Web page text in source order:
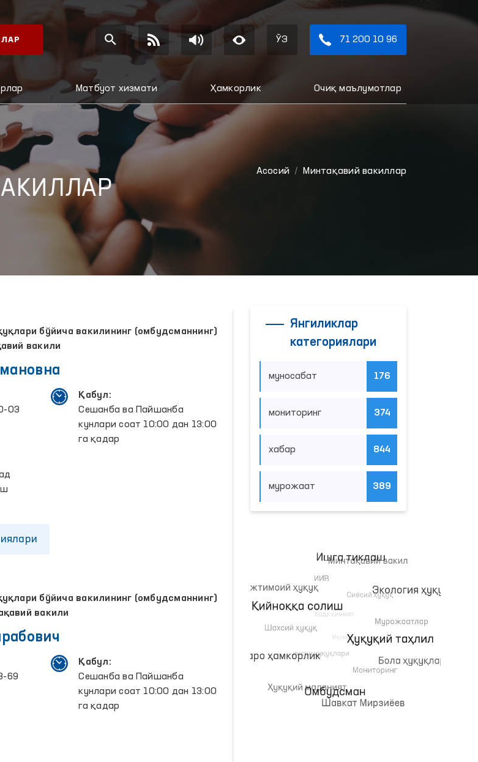
ЎЗ 71 200 10 96
Матбуот хизмати Ҳамкорлик Очиқ маълумотлар
Aсосий Минтақавий вакиллар
бўйича вакилининг (омбудсманнинг)
вакили
03
Қабул:
Сешанба ва Пайшанба
кунлари соат 10:00 дан 13:00
га қадар
бўйича вакилининг (омбудсманнинг)
вакили
69
Қабул:
Сешанба ва Пайшанба
кунлари соат 10:00 дан 13:00
га қадар
Янгиликлар
категориялари
муносабат 176
мониторинг 374
хабар 844
мурожаат 389